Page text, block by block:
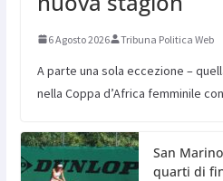
6 Agosto 2026 Tribuna Politica Web
A parte una sola eccezione –
nella Coppa d’Africa femminile
San
quarti di